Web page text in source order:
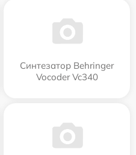
Синтезатор Behringer
Vocoder Vc340